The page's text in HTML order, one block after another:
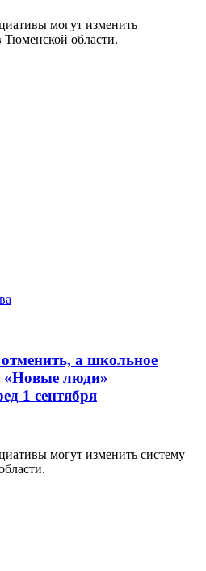
могут изменить
области.
а школьное
«Новые люди»
1 сентября
могут изменить систему